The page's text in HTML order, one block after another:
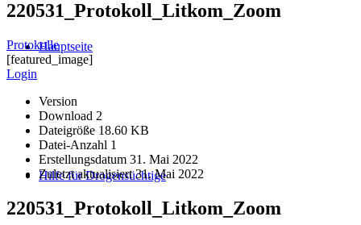
Hauptseite
Hilfe für Drogensüchtige
220531_Protokoll_Litkom_Zoom
Protokolle
[featured_image]
Login
Version
Download 2
Dateigröße 18.60 KB
Datei-Anzahl 1
Erstellungsdatum 31. Mai 2022
Zuletzt aktualisiert31. Mai 2022
220531_Protokoll_Litkom_Zoom